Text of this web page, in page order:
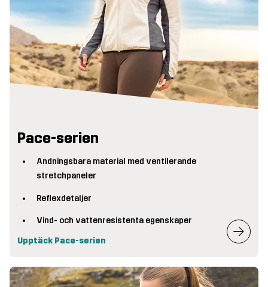
Pace-serien
Andningsbara material med ventilerande
stretchpaneler
Reflexdetaljer
Vind- och vattenresistenta egenskaper
Upptäck Pace-serien